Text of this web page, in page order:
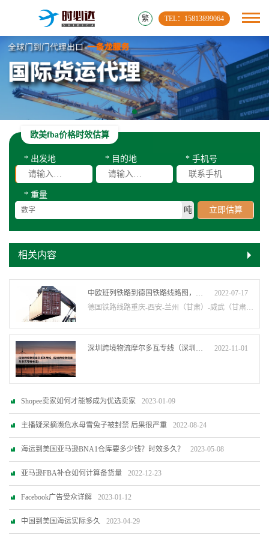
TEL：15813899064
繁
欧美fba价格时效估算
* 出发地 * 目的地 * 手机号
* 重量
吨
立即估算
相关内容
中欧班列铁路到德国铁路线路图，西安至德国从17天缩至10天
2022-07-17
德国铁路线路重庆-西安-兰州（甘肃）-威武（甘肃）-哈密（新疆）-乌鲁木齐（新疆）-石···
深圳跨境物流摩尔多瓦专线（深圳跨境物流摩尔多瓦专线电话） 2022-11-01
Shopee卖家如何才能够成为优选卖家 2023-01-09
主播疑采摘濒危水母雪兔子被封禁 后果很严重 2022-08-24
海运到美国亚马逊BNA1仓库要多少钱？时效多久？ 2023-05-08
亚马逊FBA补仓如何计算备货量 2022-12-23
Facebook广告受众详解 2023-01-12
中国到美国海运实际多久 2023-04-29